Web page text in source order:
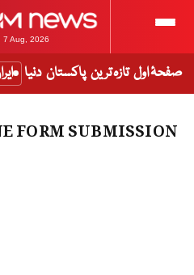
7 Aug, 2026
صفحۂ اول تازہ ترین پاکستان دنیا
FORM SUBMISSION